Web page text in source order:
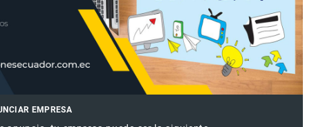
EMPRESA